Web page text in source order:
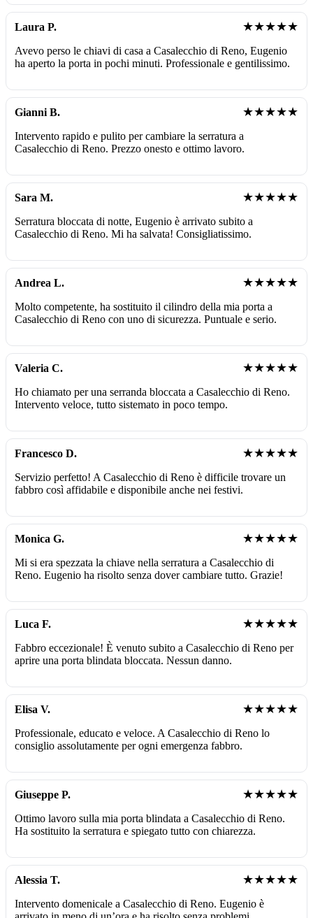
Laura P. ★★★★★
Avevo perso le chiavi di casa a Casalecchio di Reno, Eugenio
ha aperto la porta in pochi minuti. Professionale e gentilissimo.
Gianni B. ★★★★★
Intervento rapido e pulito per cambiare la serratura a
Casalecchio di Reno. Prezzo onesto e ottimo lavoro.
Sara M. ★★★★★
Serratura bloccata di notte, Eugenio è arrivato subito a
Casalecchio di Reno. Mi ha salvata! Consigliatissimo.
Andrea L. ★★★★★
Molto competente, ha sostituito il cilindro della mia porta a
Casalecchio di Reno con uno di sicurezza. Puntuale e serio.
Valeria C. ★★★★★
Ho chiamato per una serranda bloccata a Casalecchio di Reno.
Intervento veloce, tutto sistemato in poco tempo.
Francesco D. ★★★★★
Servizio perfetto! A Casalecchio di Reno è difficile trovare un
fabbro così affidabile e disponibile anche nei festivi.
Monica G. ★★★★★
Mi si era spezzata la chiave nella serratura a Casalecchio di
Reno. Eugenio ha risolto senza dover cambiare tutto. Grazie!
Luca F. ★★★★★
Fabbro eccezionale! È venuto subito a Casalecchio di Reno per
aprire una porta blindata bloccata. Nessun danno.
Elisa V. ★★★★★
Professionale, educato e veloce. A Casalecchio di Reno lo
consiglio assolutamente per ogni emergenza fabbro.
Giuseppe P. ★★★★★
Ottimo lavoro sulla mia porta blindata a Casalecchio di Reno.
Ha sostituito la serratura e spiegato tutto con chiarezza.
Alessia T. ★★★★★
Intervento domenicale a Casalecchio di Reno. Eugenio è